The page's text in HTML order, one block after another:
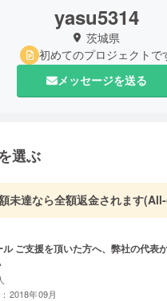
yasu5314
茨城県
初めてのプロジェクトで
メッセージを送る
選ぶ
未達なら全額返金されます
ご支援を頂いた方へ、弊社の代表
2018年09月